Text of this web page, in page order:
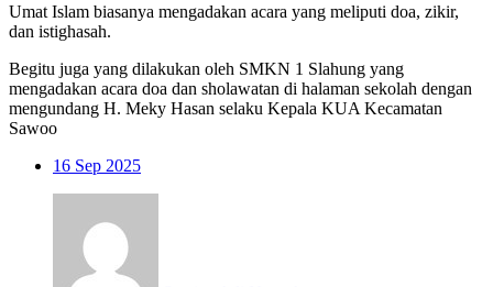
Umat Islam biasanya mengadakan acara yang meliputi doa, zikir,
dan istighasah.
Begitu juga yang dilakukan oleh SMKN 1 Slahung yang
mengadakan acara doa dan sholawatan di halaman sekolah dengan
mengundang H. Meky Hasan selaku Kepala KUA Kecamatan
Sawoo
16 Sep 2025